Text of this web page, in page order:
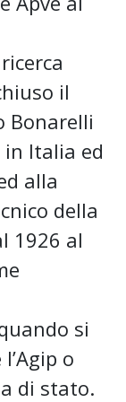
il
Bonarelli
in Italia ed
alla
della
1926 al
si
o
di stato.